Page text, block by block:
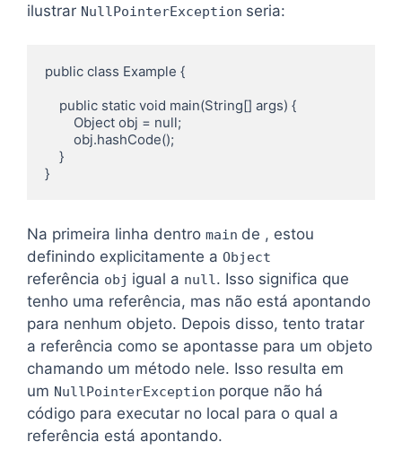
ilustrar NullPointerException seria:
public class Example {
}
Na primeira linha dentro main de , estou
definindo explicitamente a Object
referência obj igual a null. Isso significa que
tenho uma referência, mas não está apontando
para nenhum objeto. Depois disso, tento tratar
a referência como se apontasse para um objeto
chamando um método nele. Isso resulta em
um NullPointerException porque não há
código para executar no local para o qual a
referência está apontando.